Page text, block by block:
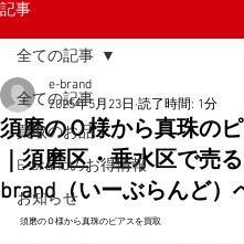
記事
全ての記事
買取のお品
E-brandのお得情報
お知らせ
全ての記事
須磨のＯ様から真珠の
｜須磨区・垂水区で売
brand（いーぶらんど）
e-brand
2025年5月23日 読了時間: 1分
須磨のＯ様から真珠のピアスを買取